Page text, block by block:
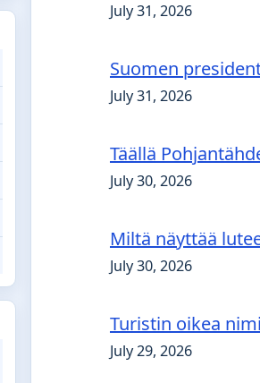
July 31, 2026
Suomen
July 31, 2026
Täällä
July 30, 2026
Miltä näyttää
July 30, 2026
Turistin oikea
July 29, 2026